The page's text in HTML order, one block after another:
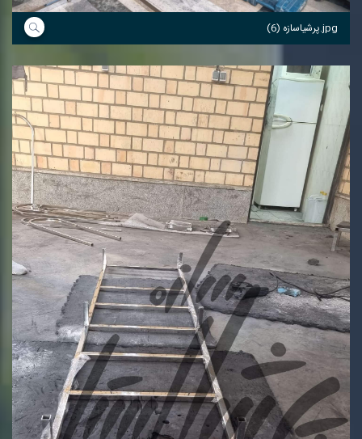
پرشیاسازه (6).jpg